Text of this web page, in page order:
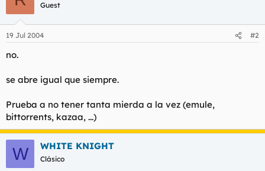
Guest
19 Jul 2004 #2
no.
se abre igual que siempre.
Prueba a no tener tanta mierda a la vez (emule,
bittorrents, kazaa, ...)
W WHITE KNIGHT
Clásico